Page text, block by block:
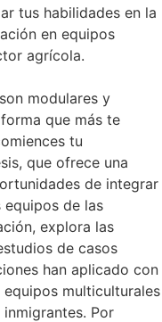
tus habilidades en la
en equipos
agrícola.
modulares y
que más te
tu
que ofrece una
de integrar
de las
explora las
de casos
han aplicado con
multiculturales
Por